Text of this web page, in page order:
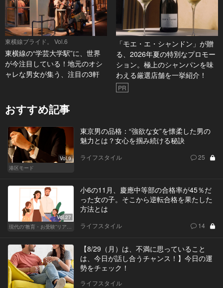
東横線プライド。 Vol.6
東横線の“学芸大学駅”に、世界
が今注目している！地元のオシ
ャレな男女が集う、注目の3軒
「モエ・エ・シャンドン」が贈
る、2026年夏の特別なプロモー
ション。極上のシャンパンを味
わえる厳選店舗を一挙紹介！
PR
おすすめ記事
Vol.9
港区モード
東京男の品格：“強欲な女”を懐柔した男の
魅力とは？女心を掴み続ける秘訣
ライフスタイル 25
Vol.27
現代の“教育・お受験”リアルドキュメント
小6の11月、慶應中等部の合格率が45％だ
った女の子。そこから逆転合格を果たした
方法とは
ライフスタイル 14
【8/29（月）は、不満に思っていること
は、今日が話し合うチャンス！】今日の運
勢をチェック！
ライフスタイル